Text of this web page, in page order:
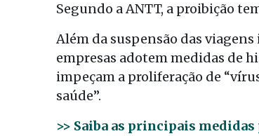
Segundo a ANTT, a proibição
Além da suspensão das
empresas adotem medidas de
impeçam a proliferação de
saúde”.
>> Saiba as principais